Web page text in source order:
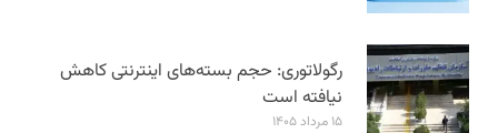
رگولاتوری: حجم بسته‌های اینترنتی کاهش
نیافته است
۱۵ مرداد ۱۴۰۵